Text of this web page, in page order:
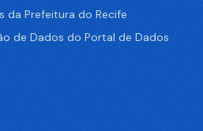
da Prefeitura do Recife
de Dados do Portal de Dados